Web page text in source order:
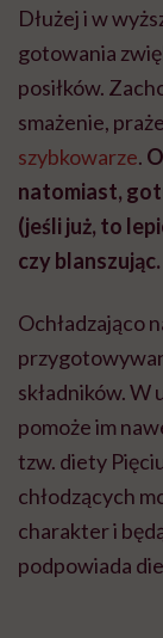
Dłużej i w
gotowania
posiłków.
smażenie,
szybkowarze.
natomiast,
(jeśli już, to
czy blanszując.
Ochładzająco
składników. W
pomoże im
tzw. diety
chłodzących
charakter i
podpowiada